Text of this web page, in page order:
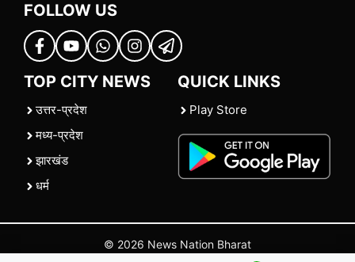
FOLLOW US
TOP CITY NEWS
उत्तर-प्रदेश
मध्य-प्रदेश
झारखंड
धर्म
QUICK LINKS
Play Store
© 2026 News Nation Bharat